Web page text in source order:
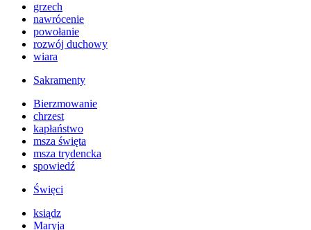
grzech
nawrócenie
powołanie
rozwój duchowy
wiara
Sakramenty
Bierzmowanie
chrzest
kapłaństwo
msza święta
msza trydencka
spowiedź
Święci
ksiądz
Maryja